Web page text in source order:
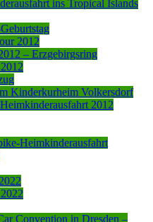
ins Tropical Islands
2012
– Erzgebirgsring
Kinderkurheim Volkersdorf
2012
Heimkinderausfahrt
Convention in Dresden –